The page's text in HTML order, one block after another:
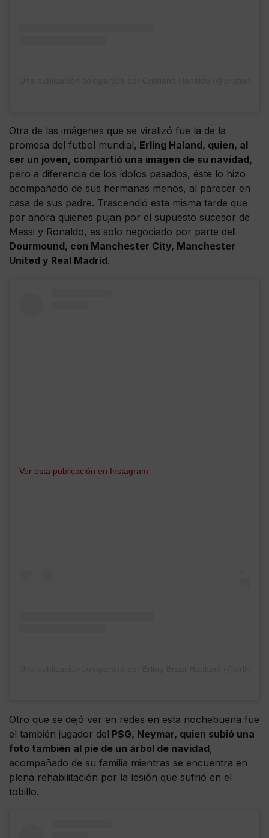
Otra de las imágenes que se viralizó fue la de la
promesa del futbol mundial, Erling Haland, quien, al
ser un joven, compartió una imagen de su navidad,
pero a diferencia de los ídolos pasados, éste lo hizo
acompañado de sus hermanas menos, al parecer en
casa de sus padre. Trascendió esta misma tarde que
por ahora quienes pujan por el supuesto sucesor de
Messi y Ronaldo, es solo negociado por parte del
Dourmound, con Manchester City, Manchester
United y Real Madrid.
Ver esta publicación en Instagram
Otro que se dejó ver en redes en esta nochebuena fue
el también jugador del PSG, Neymar, quien subió una
foto también al pie de un árbol de navidad,
acompañado de su familia mientras se encuentra en
plena rehabilitación por la lesión que sufrió en el
tobillo.